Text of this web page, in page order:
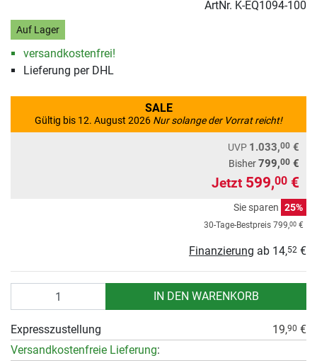
ArtNr. K-EQ1094-100
Auf Lager
versandkostenfrei!
Lieferung per DHL
SALE
Gültig bis 12. August 2026 Nur solange der Vorrat reicht!
UVP 1.033,00 €
Bisher799,00 €
Jetzt 599,00 €
Sie sparen 25%
30-Tage-Bestpreis 799,00 €
Finanzierung ab 14,52 €
IN DEN WARENKORB
Expresszustellung 19,90 €
Versandkostenfreie Lieferung: